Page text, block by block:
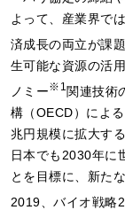
よって、産業界で
済成長の両立が課
生可能な資源の活
ノミー※1関連技術
構（OECD）によ
兆円規模に拡大す
日本でも2030年に
とを目標に、新た
2019、バイオ戦略